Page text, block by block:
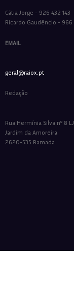
Cátia Jorge - 926 432 143
Ricardo Gaudêncio - 966
EMAIL
geral@raiox.pt
Redação
Rua Hermínia Silva nº 8 LJ
Jardim da Amoreira
2620-535 Ramada